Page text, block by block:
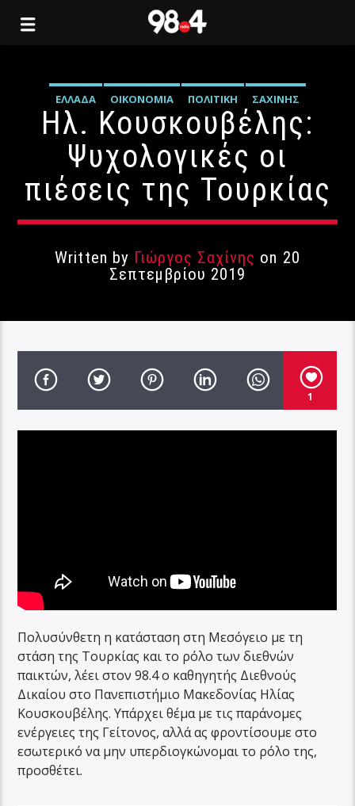
ΕΛΛΆΔΑ ΟΙΚΟΝΟΜΊΑ ΠΟΛΙΤΙΚΉ ΣΑΧΊΝΗΣ
Ηλ. Κουσκουβέλης:
Ψυχολογικές οι
πιέσεις της Τουρκίας
Written by Γιώργος Σαχίνης on 20
Σεπτεμβρίου 2019
1
Πολυσύνθετη η κατάσταση στη Μεσόγειο με τη
στάση της Τουρκίας και το ρόλο των διεθνών
παικτών, λέει στον 98.4 ο καθηγητής Διεθνούς
Δικαίου στο Πανεπιστήμιο Μακεδονίας Ηλίας
Κουσκουβέλης. Υπάρχει θέμα με τις παράνομες
ενέργειες της Γείτονος, αλλά ας φροντίσουμε στο
εσωτερικό να μην υπερδιογκώνομαι το ρόλο της,
προσθέτει.